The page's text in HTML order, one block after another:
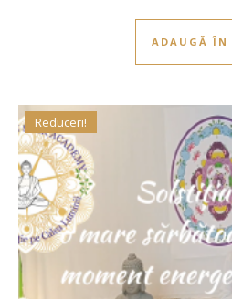
ADAUGĂ ÎN
Reduceri!